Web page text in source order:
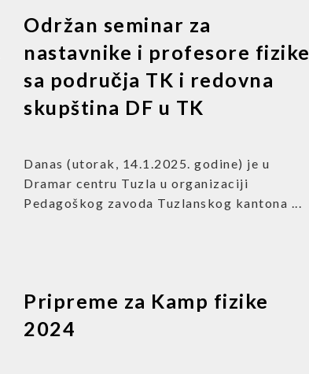
Održan seminar za
nastavnike i profesore fizike
sa područja TK i redovna
skupština DF u TK
Danas (utorak, 14.1.2025. godine) je u
Dramar centru Tuzla u organizaciji
Pedagoškog zavoda Tuzlanskog kantona ...
Pripreme za Kamp fizike
2024